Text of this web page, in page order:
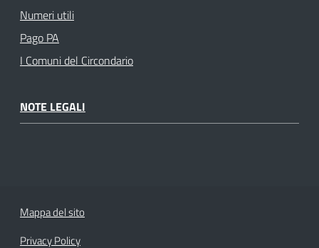
Numeri utili
Pago PA
I Comuni del Circondario
NOTE LEGALI
Mappa del sito
Privacy Policy